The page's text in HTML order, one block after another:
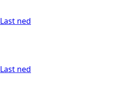
Last ned
Last ned